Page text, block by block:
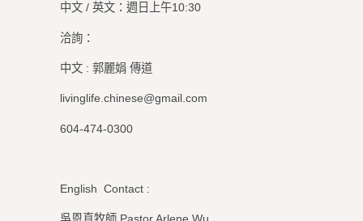
中文 / 英文：週日上午10:30
洽詢：
中文 : 郭麗娟 傳道
livinglife.chinese@gmail.com
604-474-0300
English Contact :